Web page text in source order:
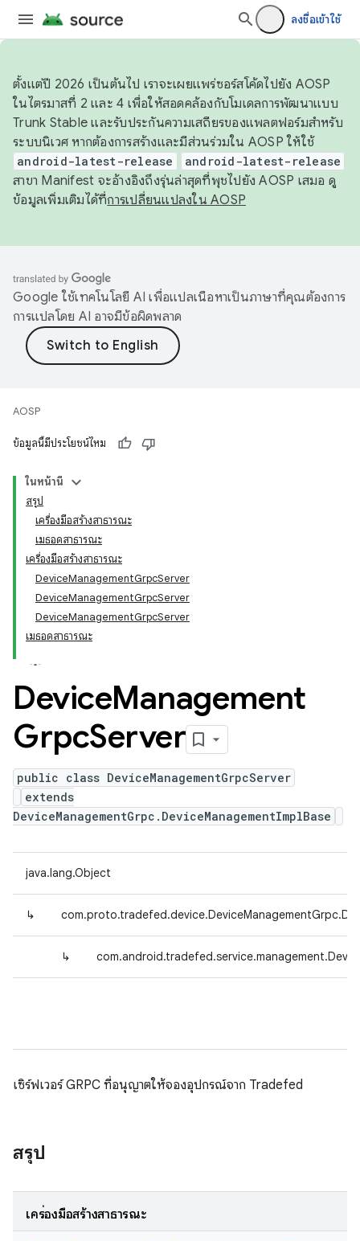
ลงชื่อเข้าใช้
ตั้งแต่ปี 2026 เป็นต้นไป เราจะเผยแพร่ซอร์สโค้ดไปยัง AOSP
ในไตรมาสที่ 2 และ 4 เพื่อให้สอดคล้องกับโมเดลการพัฒนาแบบ
Trunk Stable และรับประกันความเสถียรของแพลตฟอร์มสำหรับ
ระบบนิเวศ หากต้องการสร้างและมีส่วนร่วมใน AOSP ให้ใช้
android-latest-release android-latest-release
สาขา Manifest จะอ้างอิงถึงรุ่นล่าสุดที่พุชไปยัง AOSP เสมอ ดู
ข้อมูลเพิ่มเติมได้ที่การเปลี่ยนแปลงใน AOSP
Google ใช้เทคโนโลยี AI เพื่อแปลเนื้อหาเป็นภาษาที่คุณต้องการ
การแปลโดย AI อาจมีข้อผิดพลาด
AOSP
ข้อมูลนี้มีประโยชน์ไหม
ในหน้านี้
สรุป
เครื่องมือสร้างสาธารณะ
เมธอดสาธารณะ
เครื่องมือสร้างสาธารณะ
DeviceManagementGrpcServer
DeviceManagementGrpcServer
DeviceManagementGrpcServer
เมธอดสาธารณะ
DeviceManagement
GrpcServer
public class DeviceManagementGrpcServer
extends
DeviceManagementGrpc.DeviceManagementImplBase
java.lang.Object
↳
↳
เซิร์ฟเวอร์ GRPC ที่อนุญาตให้จองอุปกรณ์จาก Tradefed
สรุป
เครื่องมือสร้างสาธารณะ